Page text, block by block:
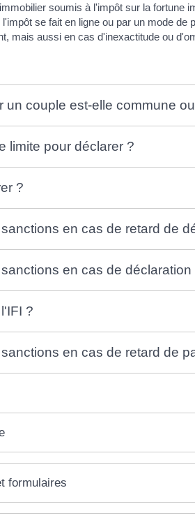
soumis à l'impôt sur la fortune
se fait en ligne ou par un mode
mais aussi en cas d'inexactitude ou
un couple est-elle commune
limite pour déclarer ?
?
en cas de retard de
en cas de déclaration
?
en cas de retard de
formulaires